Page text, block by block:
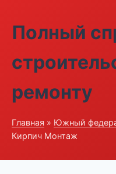
Полный
ремонту
Главная » Южный
Кирпич Монтаж